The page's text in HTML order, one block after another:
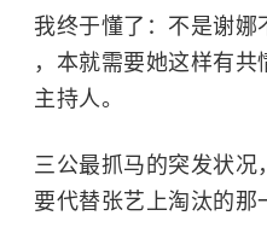
我终于懂了：不是谢娜
，本就需要她这样有
主持人。
三公最抓马的突发状况
要代替张艺上淘汰的那